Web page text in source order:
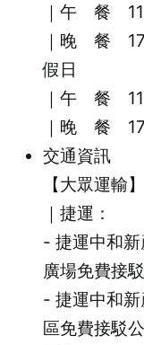
｜午 餐
｜晚 餐
假日
｜午 餐
｜晚 餐
交通資訊
【大眾運輸】
｜捷運：
- 捷運中和
廣場免費接駁
- 捷運中和
區免費接駁